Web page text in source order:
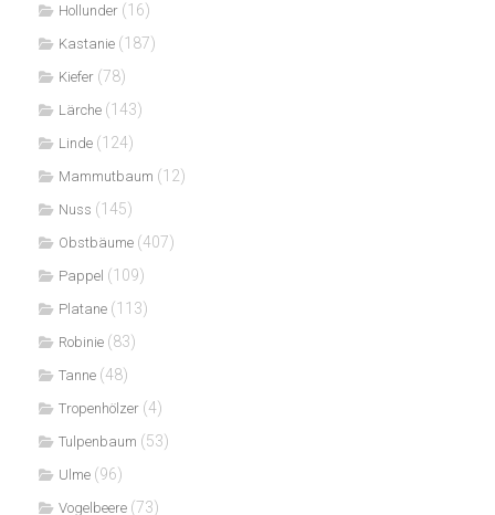
Hollunder (16)
Kastanie (187)
Kiefer (78)
Lärche (143)
Linde (124)
Mammutbaum (12)
Nuss (145)
Obstbäume (407)
Pappel (109)
Platane (113)
Robinie (83)
Tanne (48)
Tropenhölzer (4)
Tulpenbaum (53)
Ulme (96)
Vogelbeere (73)